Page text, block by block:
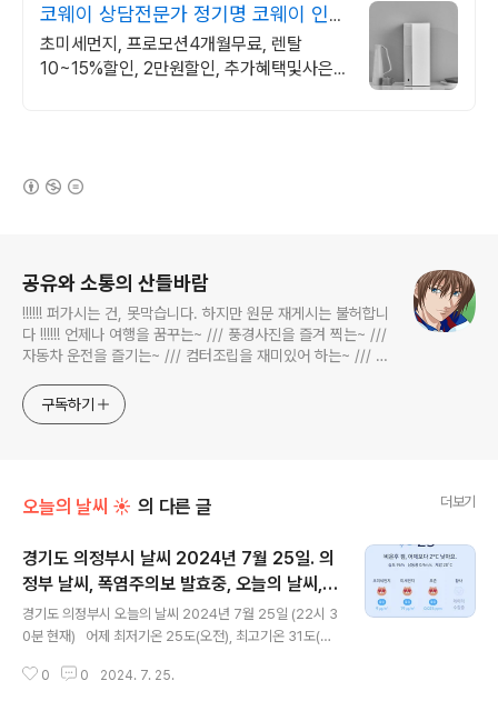
코웨이 상담전문가 정기명 코웨이 인증
점
초미세먼지, 프로모션4개월무료, 렌탈
10~15%할인, 2만원할인, 추가혜택및사은
공유와 소통의 산들바람
!!!!!! 퍼가시는 건, 못막습니다. 하지만 원문 재게시는 불허합니
다 !!!!!! 언제나 여행을 꿈꾸는~ /// 풍경사진을 즐겨 찍는~ ///
자동차 운전을 즐기는~ /// 컴터조립을 재미있어 하는~ /// 고
식하는 미드가 있는~ /// 사회적 이슈에 발언하는~ 不老巨
구독하기
오늘의 날씨 ☀ 의 다른 글 더보기
경기도 의정부시 날씨 2024년 7월 25일. 의
정부 날씨, 폭염주의보 발효중, 오늘의 날씨,
오늘 날씨, 2024 0725, 초미세먼지, 미세먼
지, 황사, 자외선
경기도 의정부시 오늘의 날씨 2024년 7월 25일 (22시 3
0분 현재) 어제 최저기온 25도(오전), 최고기온 31도(오
제와 같은 최저기온이고 어제보다 1도 높은 최고기온입니
0 0 2024. 7. 25.